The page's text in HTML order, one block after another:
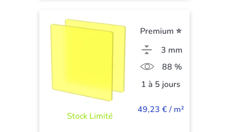
Stock Limité
Premium ⭐
3 mm
88 %
1 à 5 jours
49,23 € / m²